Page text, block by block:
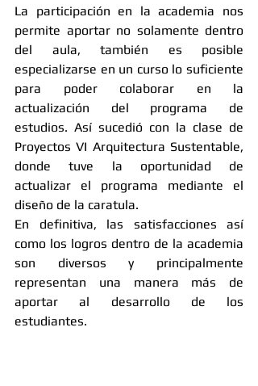
La participación en la academia nos
permite aportar no solamente dentro
del aula, también es posible
especializarse en un curso lo suficiente
para poder colaborar en la
actualización del programa de
estudios. Así sucedió con la clase de
Proyectos VI Arquitectura Sustentable,
donde tuve la oportunidad de
actualizar el programa mediante el
diseño de la caratula.
En definitiva, las satisfacciones así
como los logros dentro de la academia
son diversos y principalmente
representan una manera más de
aportar al desarrollo de los
estudiantes.